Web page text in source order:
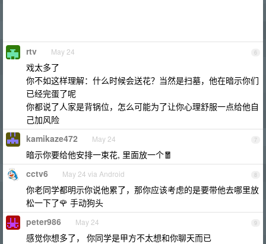
6
rtv May 24
戏太多了
你不如这样理解：什么时候会送花？当然是扫墓，他在暗示你们
已经完蛋了呢
你都说了人家是背锅位，怎么可能为了让你心理舒服一点给他自
己加风险
7
kamikaze472 May 24
暗示你要给他安排一束花, 里面放一个🧧
8
cctv6 May 24 via Android
你老同学都明示你说他累了，那你应该考虑的是要带他去哪里放
松一下了🌹 手动狗头
9
peter986 May 24
感觉你想多了， 你同学是甲方不太想和你聊天而已